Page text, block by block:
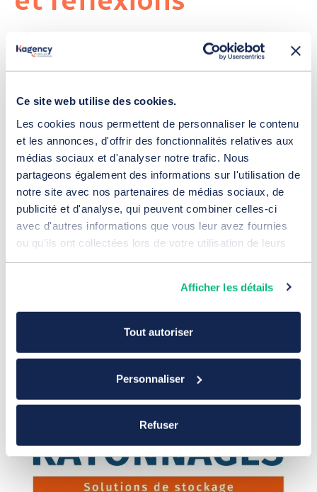
Ce site web utilise des cookies.
Les cookies nous permettent de personnaliser le contenu
et les annonces, d'offrir des fonctionnalités relatives aux
médias sociaux et d'analyser notre trafic. Nous
partageons également des informations sur l'utilisation de
notre site avec nos partenaires de médias sociaux, de
publicité et d'analyse, qui peuvent combiner celles-ci
avec d'autres informations que vous leur avez fournies
ou qu'ils ont collectées lors de votre utilisation de leurs
Afficher les détails
Tout autoriser
Personnaliser
Refuser
Les leviers SEO indispensables pour le
Référencement